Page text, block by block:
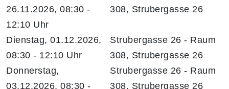
26.11.2026, 08:30 -
12:10 Uhr
308, Strubergasse 26
Dienstag, 01.12.2026,
08:30 - 12:10 Uhr
Strubergasse 26 - Raum
308, Strubergasse 26
Donnerstag,
03.12.2026, 08:30 -
Strubergasse 26 - Raum
308, Strubergasse 26